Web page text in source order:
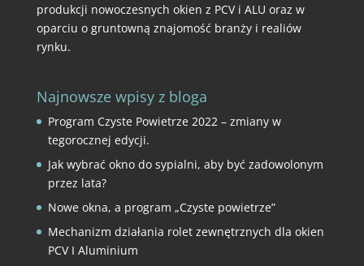
produkcji nowoczesnych okien z PCV i ALU oraz w
oparciu o gruntowną znajomość branży i realiów
rynku.
Najnowsze wpisy z bloga
Program Czyste Powietrze 2022 – zmiany w
tegorocznej edycji.
Jak wybrać okno do sypialni, aby być zadowolonym
przez lata?
Nowe okna, a program „Czyste powietrze”
Mechanizm działania rolet zewnętrznych dla okien
PCV I Aluminium